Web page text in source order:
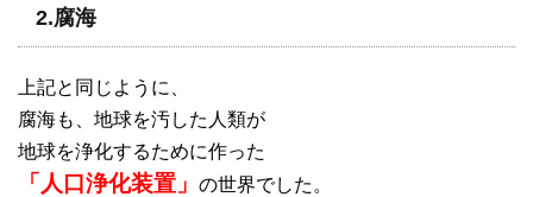
2.腐海
上記と同じように、
腐海も、地球を汚した人類が
地球を浄化するために作った
「人口浄化装置」 の世界でした。